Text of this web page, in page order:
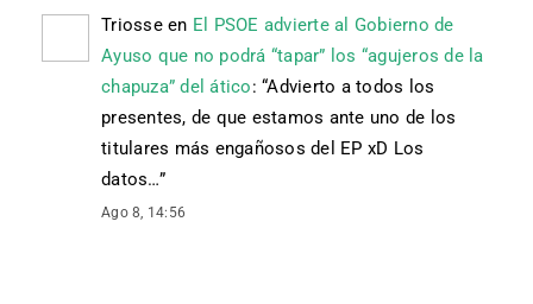
Triosseen El PSOE advierte al Gobierno de
Ayuso que no podrá “tapar” los “agujeros de la
chapuza” del ático: “Advierto a todos los
presentes, de que estamos ante uno de los
titulares más engañosos del EP xD Los
datos…”
Ago 8, 14:56